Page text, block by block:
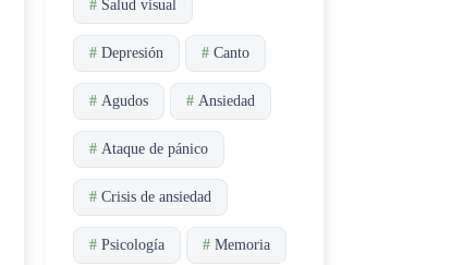
# Salud visual
# Depresión # Canto
# Agudos # Ansiedad
# Ataque de pánico
# Crisis de ansiedad
# Psicología # Memoria